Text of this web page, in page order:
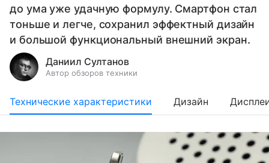
до ума уже удачную формулу. Смартфон стал
тоньше и легче, сохранил эффектный дизайн
и большой функциональный внешний экран.
Даниил Султанов
Автор обзоров техники
Технические характеристики Дизайн